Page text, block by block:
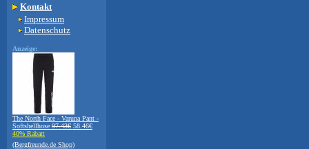
Kontakt
Impressum
Datenschutz
Anzeige:
The North Face - Varuna Pant -
Softshellhose 97.43€ 58.46€
40% Rabatt
(Bergfreunde.de Shop)